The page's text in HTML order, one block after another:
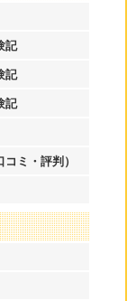
記
記
記
ミ・評判）